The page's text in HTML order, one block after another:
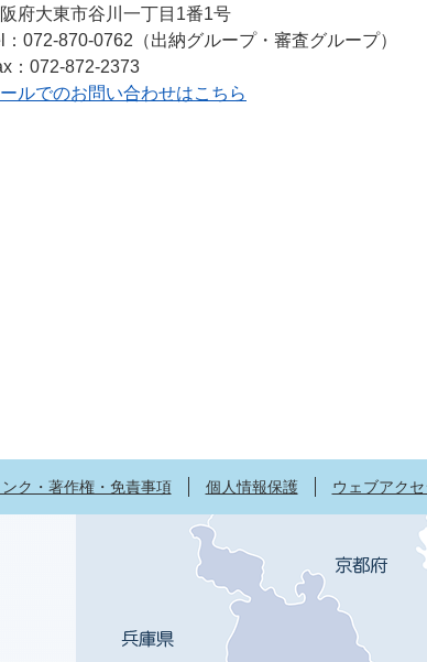
府大東市谷川一丁目1番1号
：072-870-0762
出納グループ・審査グループ
：072-872-2373
ールでのお問い合わせはこちら
ンク・著作権・免責事項 個人情報保護 ウェブアク